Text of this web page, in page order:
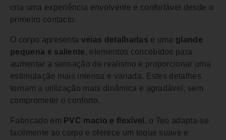
cria uma experiência envolvente e confortável desde o
primeiro contacto.
O corpo apresenta veias detalhadas e uma glande
pequena e saliente , elementos concebidos para
aumentar a sensação de realismo e proporcionar uma
estimulação mais intensa e variada. Estes detalhes
tornam a utilização mais dinâmica e agradável, sem
comprometer o conforto.
Fabricado em PVC macio e flexível , o Teo adapta-se
facilmente ao corpo e oferece um toque suave e